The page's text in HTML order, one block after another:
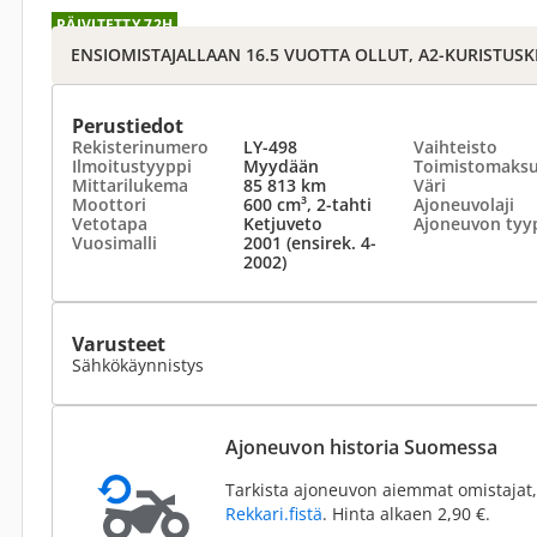
PÄIVITETTY 72H
ENSIOMISTAJALLAAN 16.5 VUOTTA OLLUT, A2-
Perustiedot
Rekisterinumero LY-498
Vaihteisto
Ilmoitustyyppi
Myydään
Mittarilukema
85 813 km
Väri
Moottori
600 cm³, 2-tahti
Ajoneuvolaji
Vetotapa
Ketjuveto
Ajoneuvon
Vuosimalli
2001 (ensirek. 4-
2002)
Varusteet
Sähkökäynnistys
Ajoneuvon historia Suomessa
Tarkista ajoneuvon aiemmat
Rekkari.fistä. Hinta alkaen 2,90 €.